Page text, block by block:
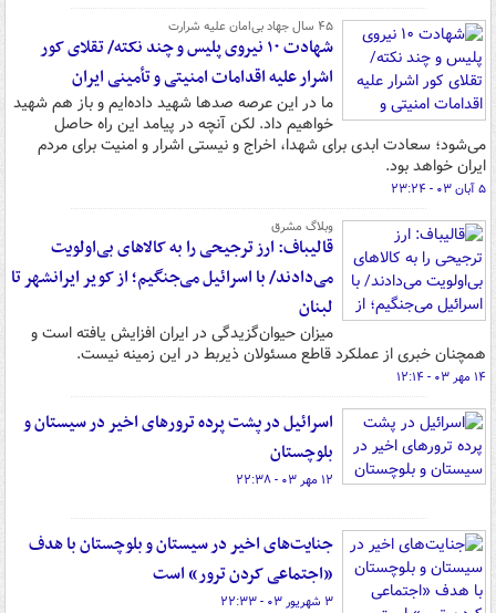
۴۵ سال جهاد بی‌امان علیه شرارت
شهادت ۱۰ نیروی پلیس و چند نکته/ تقلای کور
اشرار علیه اقدامات امنیتی و تأمینی ایران
ما در این عرصه صدها شهید داده‌ایم و باز هم شهید
خواهیم داد. لکن آنچه در پیامد این راه حاصل
می‌شود؛ سعادت ابدی برای شهدا، اخراج و نیستی اشرار و امنیت برای مردم
ایران خواهد بود.
۵ آبان ۰۳ - ۲۳:۲۴
وبلاگ مشرق
قالیباف: ارز ترجیحی را به کالاهای بی‌اولویت
می‌دادند/ با اسرائیل می‌جنگیم؛ از کویر ایرانشهر تا
لبنان
میزان حیوان‌گزیدگی در ایران افزایش یافته است و
همچنان خبری از عملکرد قاطع مسئولان ذیربط در این زمینه نیست.
۱۴ مهر ۰۳ - ۱۲:۱۴
اسرائیل در پشت پرده ترورهای اخیر در سیستان و
بلوچستان
۱۲ مهر ۰۳ - ۲۲:۳۸
جنایت‌های اخیر در سیستان و بلوچستان با هدف
«اجتماعی کردن ترور» است
۳ شهریور ۰۳ - ۲۲:۳۳